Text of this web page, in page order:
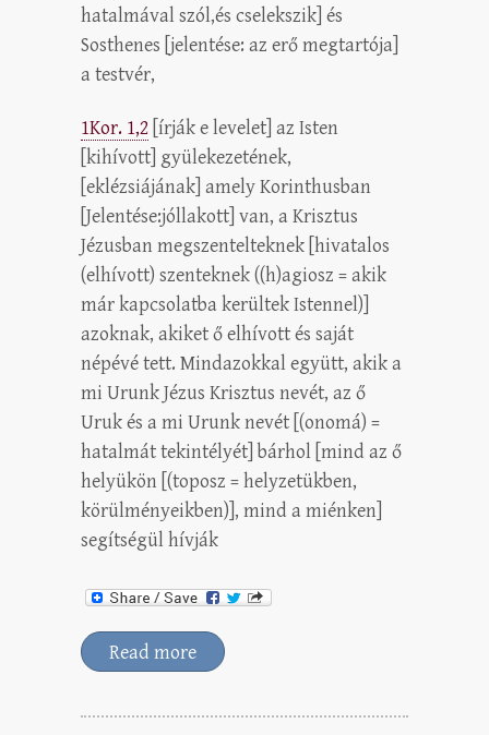
hatalmával szól,és cselekszik] és
Sosthenes [jelentése: az erő megtartója]
a testvér,
1Kor. 1,2 [írják e levelet] az Isten
[kihívott] gyülekezetének,
[eklézsiájának] amely Korinthusban
[Jelentése:jóllakott] van, a Krisztus
Jézusban megszentelteknek [hivatalos
(elhívott) szenteknek ((h)agiosz = akik
már kapcsolatba kerültek Istennel)]
azoknak, akiket ő elhívott és saját
népévé tett. Mindazokkal együtt, akik a
mi Urunk Jézus Krisztus nevét, az ő
Uruk és a mi Urunk nevét [(onomá) =
hatalmát tekintélyét] bárhol [mind az ő
helyükön [(toposz = helyzetükben,
körülményeikben)], mind a miénken]
segítségül hívják
Read more